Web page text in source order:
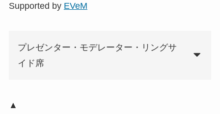
Supported by EVeM
プレゼンター・モデレーター・リングサ
イド席
▲